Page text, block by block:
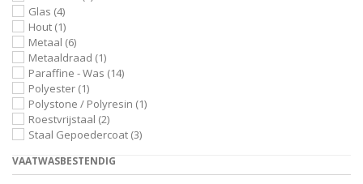
Glas (4)
Hout (1)
Metaal (6)
Metaaldraad (1)
Paraffine - Was (14)
Polyester (1)
Polystone / Polyresin (1)
Roestvrijstaal (2)
Staal Gepoedercoat (3)
VAATWASBESTENDIG